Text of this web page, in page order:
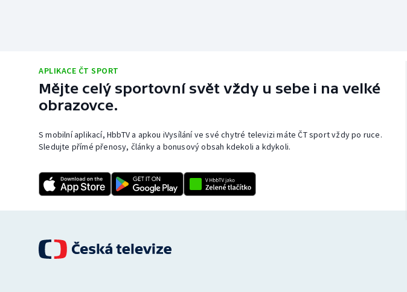
APLIKACE ČT SPORT
Mějte celý sportovní svět vždy u sebe i na velké
obrazovce.
S mobilní aplikací, HbbTV a apkou iVysílání ve své chytré televizi máte ČT sport vždy po ruce.
Sledujte přímé přenosy, články a bonusový obsah kdekoli a kdykoli.